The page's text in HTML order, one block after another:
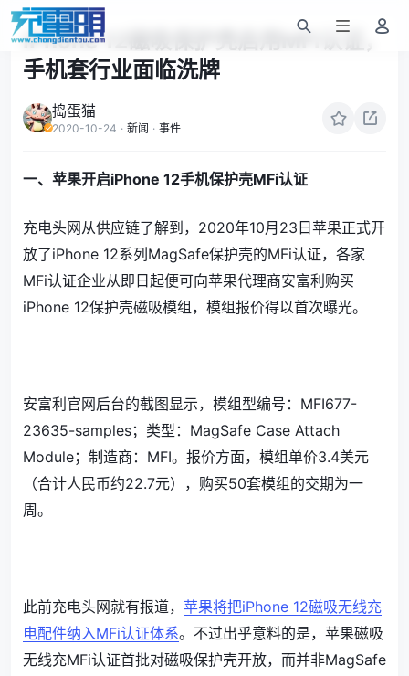
iPhone 12磁吸保护壳启用MFi认证，
手机套行业面临洗牌
捣蛋猫
2020-10-24 · 新闻 · 事件
一、苹果开启iPhone 12手机保护壳MFi认证
充电头网从供应链了解到，2020年10月23日苹果正式开
放了iPhone 12系列MagSafe保护壳的MFi认证，各家
MFi认证企业从即日起便可向苹果代理商安富利购买
iPhone 12保护壳磁吸模组，模组报价得以首次曝光。
安富利官网后台的截图显示，模组型编号：MFI677-
23635-samples；类型：MagSafe Case Attach
Module；制造商：MFI。报价方面，模组单价3.4美元
（合计人民币约22.7元），购买50套模组的交期为一
周。
此前充电头网就有报道， 苹果将把iPhone 12磁吸无线充
电配件纳入MFi认证体系。不过出乎意料的是，苹果磁吸
无线充MFi认证首批对磁吸保护壳开放，而并非MagSafe